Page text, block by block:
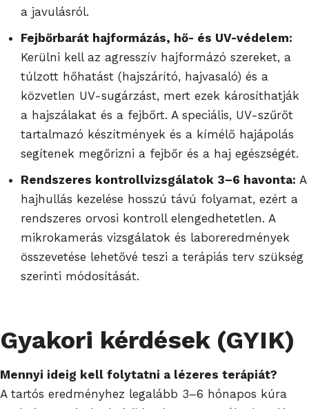
a javulásról.
Fejbőrbarát hajformázás, hő- és UV-védelem:
Kerülni kell az agresszív hajformázó szereket, a
túlzott hőhatást (hajszárító, hajvasaló) és a
közvetlen UV-sugárzást, mert ezek károsíthatják
a hajszálakat és a fejbőrt. A speciális, UV-szűrőt
tartalmazó készítmények és a kímélő hajápolás
segítenek megőrizni a fejbőr és a haj egészségét.
Rendszeres kontrollvizsgálatok 3–6 havonta: A
hajhullás kezelése hosszú távú folyamat, ezért a
rendszeres orvosi kontroll elengedhetetlen. A
mikrokamerás vizsgálatok és laboreredmények
összevetése lehetővé teszi a terápiás terv szükség
szerinti módosítását.
Gyakori kérdések (GYIK)
Mennyi ideig kell folytatni a lézeres terápiát?
A tartós eredményhez legalább 3–6 hónapos kúra